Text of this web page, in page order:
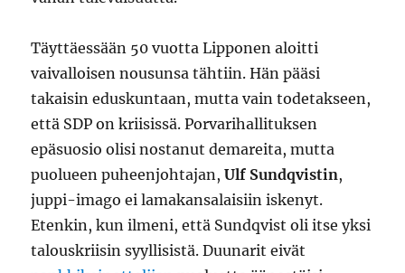
Täyttäessään 50 vuotta Lipponen aloitti
vaivalloisen nousunsa tähtiin. Hän pääsi
takaisin eduskuntaan, mutta vain todetakseen,
että SDP on kriisissä. Porvarihallituksen
epäsuosio olisi nostanut demareita, mutta
puolueen puheenjohtajan,Ulf Sundqvistin,
juppi-imago ei lamakansalaisiin iskenyt.
Etenkin, kun ilmeni, että Sundqvist oli itse yksi
talouskriisin syyllisistä. Duunarit eivät